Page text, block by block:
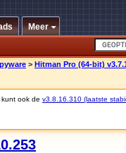
Meer
> Hitman Pro (64-bit)
ook de v3.8.16.310 (laatste